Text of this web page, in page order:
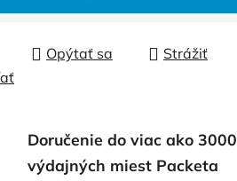
Opýtať sa
Strážiť
Doručenie do viac ako 3000
výdajných miest Packeta